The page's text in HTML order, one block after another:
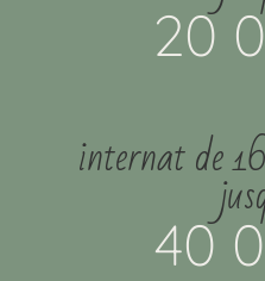
20
internat de
40